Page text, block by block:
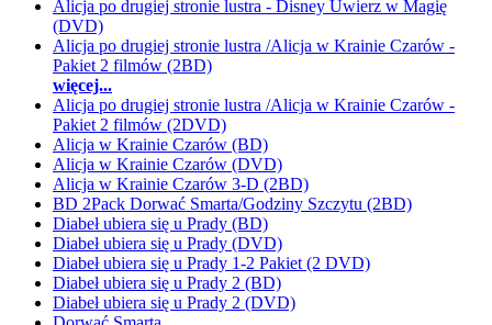
Alicja po drugiej stronie lustra - Disney Uwierz w Magię
(DVD)
Alicja po drugiej stronie lustra /Alicja w Krainie Czarów -
Pakiet 2 filmów (2BD)
więcej...
Alicja po drugiej stronie lustra /Alicja w Krainie Czarów -
Pakiet 2 filmów (2DVD)
Alicja w Krainie Czarów (BD)
Alicja w Krainie Czarów (DVD)
Alicja w Krainie Czarów 3-D (2BD)
BD 2Pack Dorwać Smarta/Godziny Szczytu (2BD)
Diabeł ubiera się u Prady (BD)
Diabeł ubiera się u Prady (DVD)
Diabeł ubiera się u Prady 1-2 Pakiet (2 DVD)
Diabeł ubiera się u Prady 2 (BD)
Diabeł ubiera się u Prady 2 (DVD)